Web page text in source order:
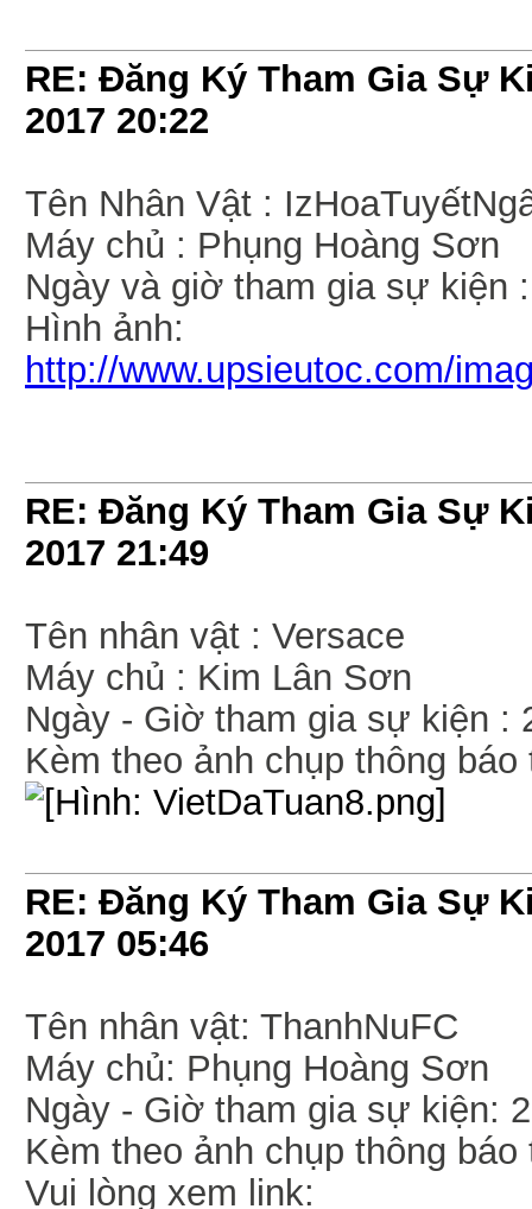
RE: Đăng Ký Tham Gia Sự
2017 20:22
Tên Nhân Vật :
Máy chủ : Phụng Hoàng Sơn
Ngày và giờ tham gia sự kiện
Hình ảnh:
http://www.upsieutoc.com/
RE: Đăng Ký Tham Gia Sự
2017 21:49
Tên nhân vật : Versace
Máy chủ : Kim Lân Sơn
Ngày - Giờ tham gia sự kiện :
Kèm theo ảnh chụp thông
RE: Đăng Ký Tham Gia Sự
2017 05:46
Tên nhân vật: ThanhNuFC
Máy chủ: Phụng Hoàng Sơn
Ngày - Giờ tham gia sự kiện:
Kèm theo ảnh chụp thông
Vui lòng xem link: